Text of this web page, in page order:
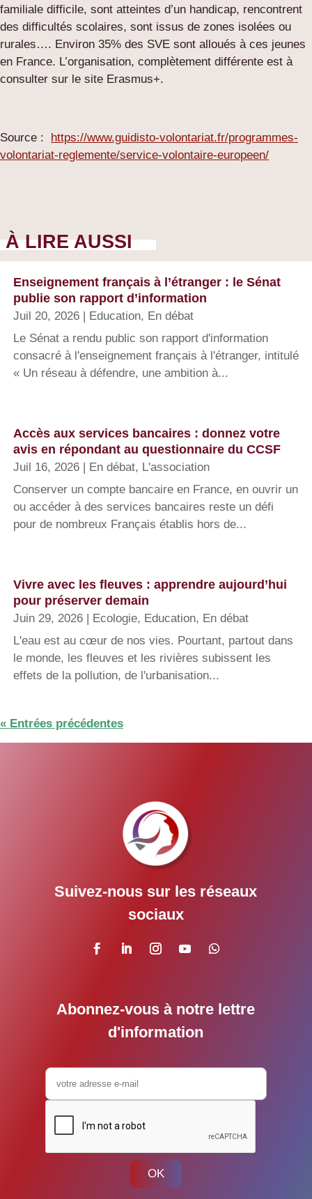
familiale difficile, sont atteintes d’un handicap, rencontrent
des difficultés scolaires, sont issus de zones isolées ou
rurales…. Environ 35% des SVE sont alloués à ces jeunes
en France. L’organisation, complètement différente est à
consulter sur le site Erasmus+.
Source :
https://www.guidisto-volontariat.fr/programmes-
volontariat-reglemente/service-volontaire-europeen/
À LIRE AUSSI
Enseignement français à l’étranger : le Sénat
publie son rapport d’information
Juil 20, 2026 Education, En débat
Le Sénat a rendu public son rapport d'information
consacré à l'enseignement français à l'étranger, intitulé
« Un réseau à défendre, une ambition à...
Accès aux services bancaires : donnez votre
avis en répondant au questionnaire du CCSF
Juil 16, 2026 En débat, L'association
Conserver un compte bancaire en France, en ouvrir un
ou accéder à des services bancaires reste un défi
pour de nombreux Français établis hors de...
Vivre avec les fleuves : apprendre aujourd’hui
pour préserver demain
Juin 29, 2026 Ecologie, Education, En débat
L'eau est au cœur de nos vies. Pourtant, partout dans
le monde, les fleuves et les rivières subissent les
effets de la pollution, de l'urbanisation...
« Entrées précédentes
Suivez-nous sur les réseaux
sociaux
Abonnez-vous à notre lettre
d'information
OK